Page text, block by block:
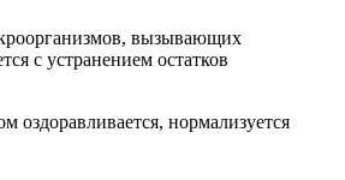
вызывающих
с устранением остатков
нормализуется